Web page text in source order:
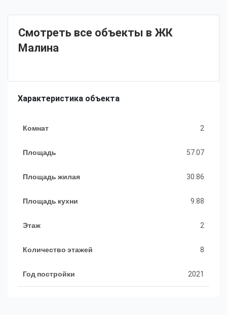
Смотреть все объекты в ЖК
Малина
Характеристика объекта
Комнат 2
Площадь 57.07
Площадь жилая 30.86
Площадь кухни 9.88
Этаж 2
Количество этажей 8
Год постройки 2021